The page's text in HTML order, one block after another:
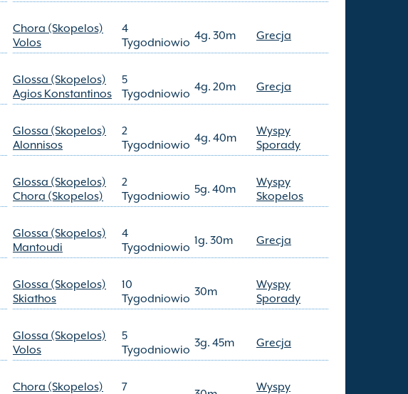
Chora (Skopelos)
Volos
4
Tygodniowio
4g. 30m Grecja
Glossa (Skopelos)
Agios Konstantinos
5
Tygodniowio
4g. 20m Grecja
Glossa (Skopelos)
Alonnisos
2
Tygodniowio
4g. 40m
Wyspy
Sporady
Glossa (Skopelos)
Chora (Skopelos)
2
Tygodniowio
5g. 40m
Wyspy
Skopelos
Glossa (Skopelos)
Mantoudi
4
Tygodniowio
1g. 30m Grecja
Glossa (Skopelos)
Skiathos
10
Tygodniowio
30m
Wyspy
Sporady
Glossa (Skopelos)
Volos
5
Tygodniowio
3g. 45m Grecja
Chora (Skopelos)
7
Wyspy